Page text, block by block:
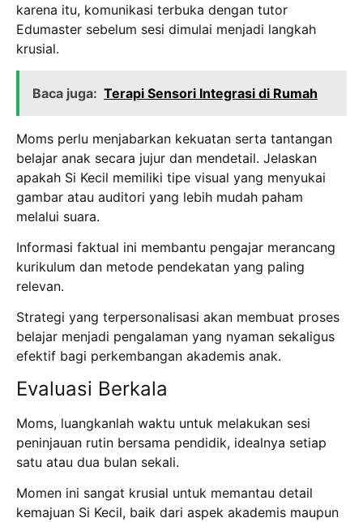
karena itu, komunikasi terbuka dengan tutor
Edumaster sebelum sesi dimulai menjadi langkah
krusial.
Baca juga: Terapi Sensori Integrasi di Rumah
Moms perlu menjabarkan kekuatan serta tantangan
belajar anak secara jujur dan mendetail. Jelaskan
apakah Si Kecil memiliki tipe visual yang menyukai
gambar atau auditori yang lebih mudah paham
melalui suara.
Informasi faktual ini membantu pengajar merancang
kurikulum dan metode pendekatan yang paling
relevan.
Strategi yang terpersonalisasi akan membuat proses
belajar menjadi pengalaman yang nyaman sekaligus
efektif bagi perkembangan akademis anak.
Evaluasi Berkala
Moms, luangkanlah waktu untuk melakukan sesi
peninjauan rutin bersama pendidik, idealnya setiap
satu atau dua bulan sekali.
Momen ini sangat krusial untuk memantau detail
kemajuan Si Kecil, baik dari aspek akademis maupun